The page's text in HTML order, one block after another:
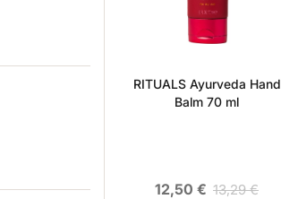
RITUALS Ayurveda Hand
Balm 70 ml
12,50 € 13,29 €